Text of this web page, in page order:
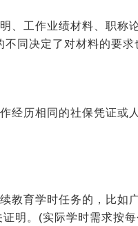
、工作业绩材料、职称
同决定了对材料的要求
经历相同的社保凭证或
教育学时任务的，比如
明。(实际学时需求按